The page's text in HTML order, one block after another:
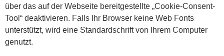
über das auf der Webseite bereitgestellte „Cookie-Consent-
Tool“ deaktivieren. Falls Ihr Browser keine Web Fonts
unterstützt, wird eine Standardschrift von Ihrem Computer
genutzt.